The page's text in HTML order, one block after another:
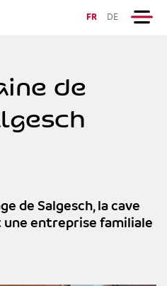
FR DE
de
de Salgesch, la cave
une entreprise familiale